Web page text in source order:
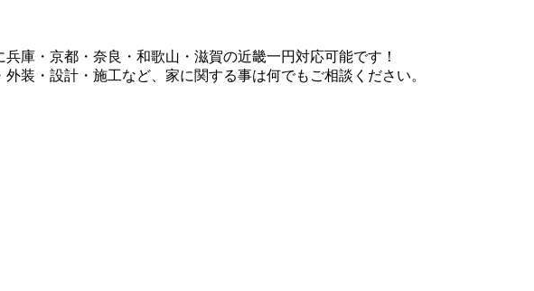
庫・京都・奈良・和歌山・滋賀の近畿一円対応可能です！
装・設計・施工など、家に関する事は何でもご相談ください。